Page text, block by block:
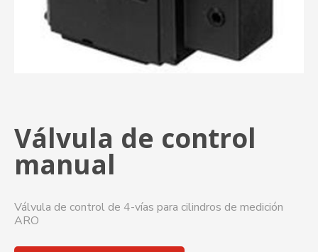
Válvula de control
manual
Válvula de control de 4-vías para cilindros de medición
ARO